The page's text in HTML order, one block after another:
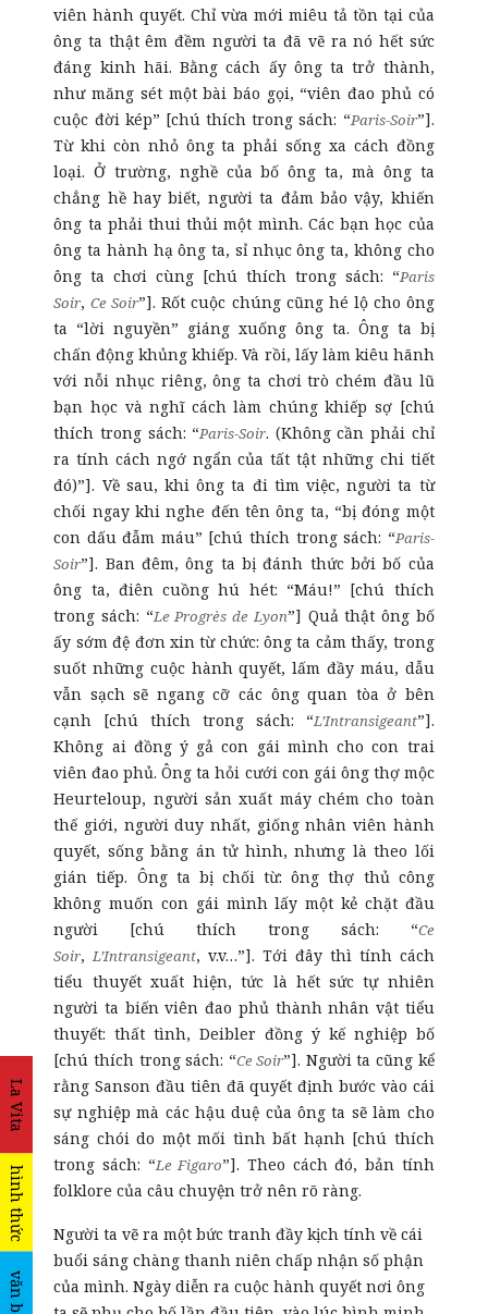
La Vita
hình thức
văn bản
viên hành quyết. Chỉ vừa mới miêu tả tồn tại của
ông ta thật êm đềm người ta đã vẽ ra nó hết sức
đáng kinh hãi. Bằng cách ấy ông ta trở thành,
như măng sét một bài báo gọi, “viên đao phủ có
cuộc đời kép” [chú thích trong sách: “Paris-Soir”].
Từ khi còn nhỏ ông ta phải sống xa cách đồng
loại. Ở trường, nghề của bố ông ta, mà ông ta
chẳng hề hay biết, người ta đảm bảo vậy, khiến
ông ta phải thui thủi một mình. Các bạn học của
ông ta hành hạ ông ta, sỉ nhục ông ta, không cho
ông ta chơi cùng [chú thích trong sách: “Paris
Soir, Ce Soir”]. Rốt cuộc chúng cũng hé lộ cho ông
ta “lời nguyền” giáng xuống ông ta. Ông ta bị
chấn động khủng khiếp. Và rồi, lấy làm kiêu hãnh
với nỗi nhục riêng, ông ta chơi trò chém đầu lũ
bạn học và nghĩ cách làm chúng khiếp sợ [chú
thích trong sách: “Paris-Soir. (Không cần phải chỉ
ra tính cách ngớ ngẩn của tất tật những chi tiết
đó)”]. Về sau, khi ông ta đi tìm việc, người ta từ
chối ngay khi nghe đến tên ông ta, “bị đóng một
con dấu đẫm máu” [chú thích trong sách: “Paris-
Soir”]. Ban đêm, ông ta bị đánh thức bởi bố của
ông ta, điên cuồng hú hét: “Máu!” [chú thích
trong sách: “Le Progrès de Lyon”] Quả thật ông bố
ấy sớm đệ đơn xin từ chức: ông ta cảm thấy, trong
suốt những cuộc hành quyết, lấm đầy máu, dẫu
vẫn sạch sẽ ngang cỡ các ông quan tòa ở bên
cạnh [chú thích trong sách: “L’Intransigeant”].
Không ai đồng ý gả con gái mình cho con trai
viên đao phủ. Ông ta hỏi cưới con gái ông thợ mộc
Heurteloup, người sản xuất máy chém cho toàn
thế giới, người duy nhất, giống nhân viên hành
quyết, sống bằng án tử hình, nhưng là theo lối
gián tiếp. Ông ta bị chối từ: ông thợ thủ công
không muốn con gái mình lấy một kẻ chặt đầu
người [chú thích trong sách: “Ce
Soir, L’Intransigeant, v.v…”]. Tới đây thì tính cách
tiểu thuyết xuất hiện, tức là hết sức tự nhiên
người ta biến viên đao phủ thành nhân vật tiểu
thuyết: thất tình, Deibler đồng ý kế nghiệp bố
[chú thích trong sách: “Ce Soir”]. Người ta cũng kể
rằng Sanson đầu tiên đã quyết định bước vào cái
sự nghiệp mà các hậu duệ của ông ta sẽ làm cho
sáng chói do một mối tình bất hạnh [chú thích
trong sách: “Le Figaro”]. Theo cách đó, bản tính
folklore của câu chuyện trở nên rõ ràng.
Người ta vẽ ra một bức tranh đầy kịch tính về cái
buổi sáng chàng thanh niên chấp nhận số phận
của mình. Ngày diễn ra cuộc hành quyết nơi ông